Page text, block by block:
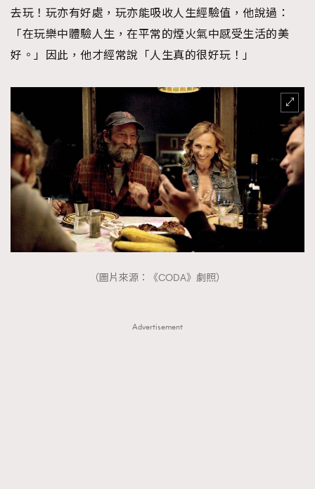
去玩！玩亦有好處，玩亦能吸收人生經驗值，他說過：
「在玩樂中體驗人生，在平常的煙火氣中感受生活的美
好。」因此，他才經常說「人生真的很好玩！」
（圖片來源：《CODA》劇照）
Advertisement